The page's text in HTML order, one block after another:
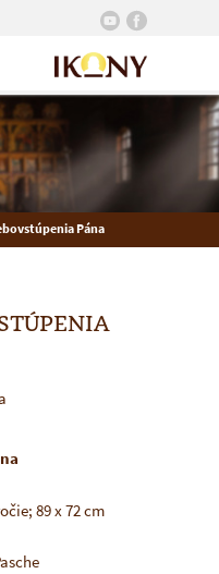
Pána
89 x 72 cm